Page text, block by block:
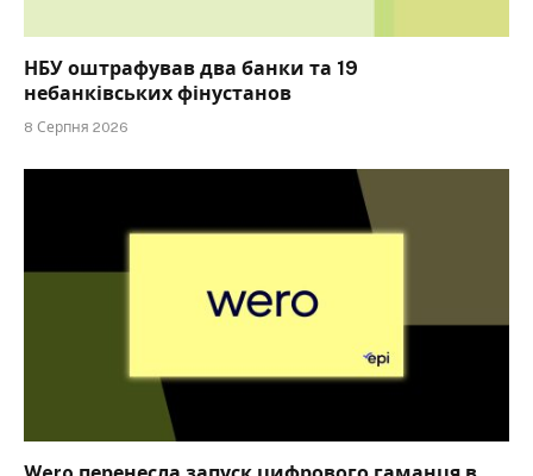
НБУ оштрафував два банки та 19
небанківських фінустанов
8 Серпня 2026